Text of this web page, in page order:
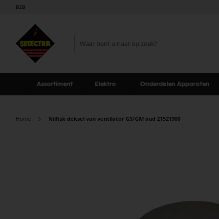
B2B
Assortiment Elektro Onderdelen Apparaten
Home Nilfisk deksel van ventilator GS/GM oud 21521900